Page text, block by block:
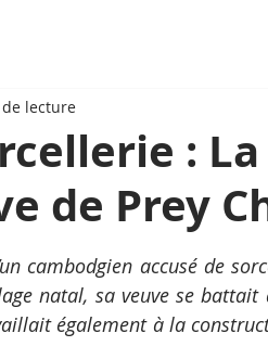
:
de Prey
lecture
cambodgien accusé de
natal, sa veuve se battait
également à la